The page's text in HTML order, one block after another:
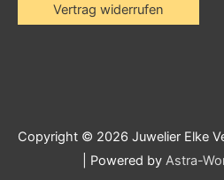
Vertrag widerrufen
Copyright © 2026 Juwelier Elke
| Powered by Astra-